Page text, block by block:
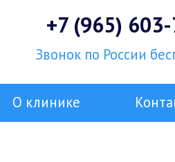
+7 (965)
Звонок по России
О клинике